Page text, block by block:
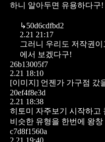
하니 알아두면 유용하다구!
↳50d6cdfbd2
2.21 21:17
그러니 우리도 저작권
에서 보겠다구!
26b13005f7
2.21 18:10
[이미지] 언젠가 가구점 갔
20ef4f8e3d
2.21 18:38
히토미 자주보기 시작하고
비슷한 유형을 한번에 왕
c7d8f1560a
2.21 19:40